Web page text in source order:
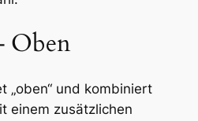
Oben
„oben“ und kombiniert
einem zusätzlichen